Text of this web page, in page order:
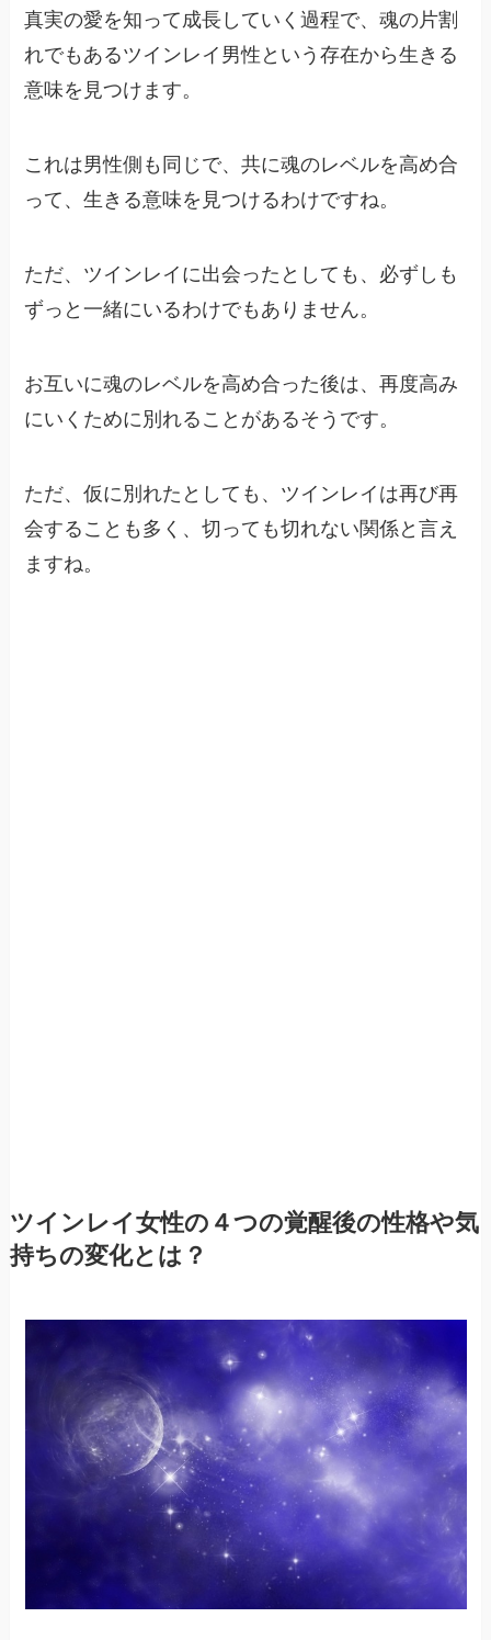
真実の愛を知って成長していく過程で、魂の片割
れでもあるツインレイ男性という存在から生きる
意味を見つけます。
これは男性側も同じで、共に魂のレベルを高め合
って、生きる意味を見つけるわけですね。
ただ、ツインレイに出会ったとしても、必ずしも
ずっと一緒にいるわけでもありません。
お互いに魂のレベルを高め合った後は、再度高み
にいくために別れることがあるそうです。
ただ、仮に別れたとしても、ツインレイは再び再
会することも多く、切っても切れない関係と言え
ますね。
ツインレイ女性の４つの覚醒後の性格や気
持ちの変化とは？